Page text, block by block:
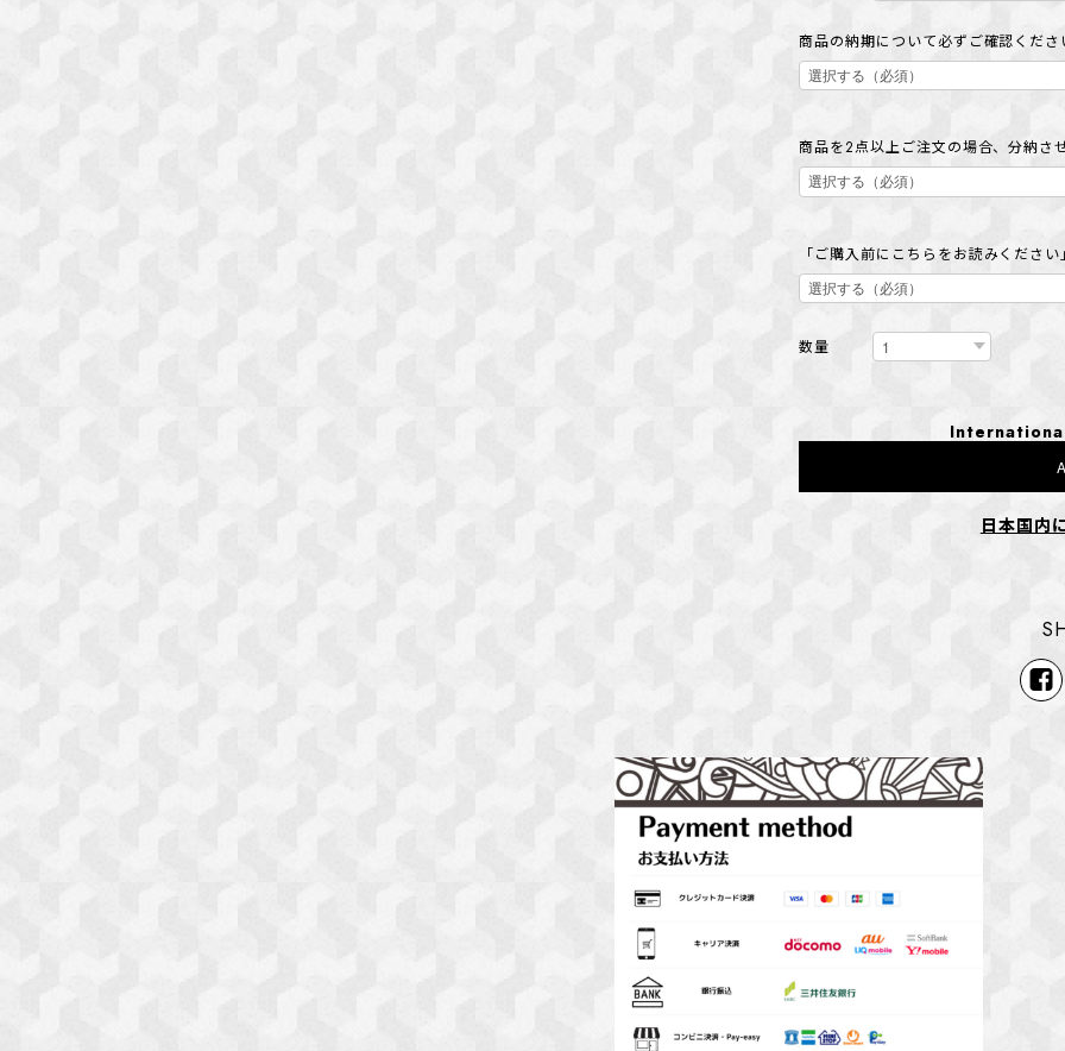
商品の納期について必ずご確認くだ
商品を2点以上ご注文の場合、分納さ
「ご購入前にこちらをお読みくださ
数量
日本国内